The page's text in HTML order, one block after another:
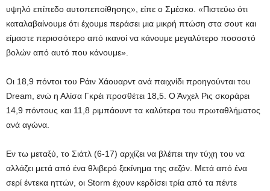
υψηλό επίπεδο αυτοπεποίθησης», είπε ο Σμέσκο. «Πιστεύω ότι
καταλαβαίνουμε ότι έχουμε περάσει μια μικρή πτώση στα σουτ και
είμαστε περισσότερο από ικανοί να κάνουμε μεγαλύτερο ποσοστό
βολών από αυτό που κάνουμε».
Οι 18,9 πόντοι του Ράιν Χάουαρντ ανά παιχνίδι προηγούνται του
Dream, ενώ η Αλίσα Γκρέι προσθέτει 18,5. Ο Άνχελ Ρις σκοράρει
14,9 πόντους και 11,8 ριμπάουντ τα καλύτερα του πρωταθλήματος
ανά αγώνα.
Εν τω μεταξύ, το Σιάτλ (6-17) αρχίζει να βλέπει την τύχη του να
αλλάζει μετά από ένα θλιβερό ξεκίνημα της σεζόν. Μετά από ένα
σερί έντεκα ηττών, οι Storm έχουν κερδίσει τρία από τα πέντε